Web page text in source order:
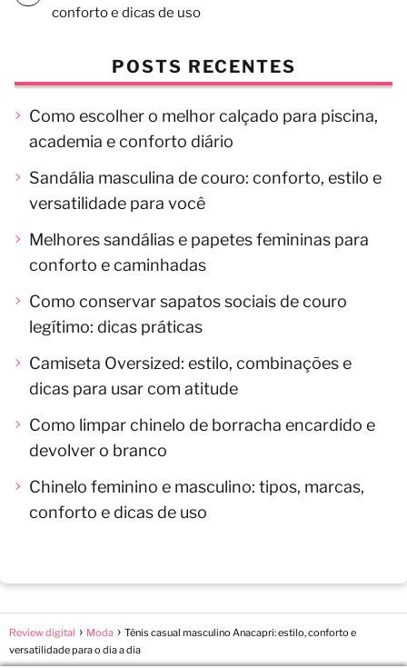
conforto e dicas de uso
POSTS RECENTES
Como escolher o melhor calçado para piscina,
academia e conforto diário
Sandália masculina de couro: conforto, estilo e
versatilidade para você
Melhores sandálias e papetes femininas para
conforto e caminhadas
Como conservar sapatos sociais de couro
legítimo: dicas práticas
Camiseta Oversized: estilo, combinações e
dicas para usar com atitude
Como limpar chinelo de borracha encardido e
devolver o branco
Chinelo feminino e masculino: tipos, marcas,
conforto e dicas de uso
Review digital Moda
Tênis casual masculino Anacapri: estilo, conforto e
versatilidade para o dia a dia